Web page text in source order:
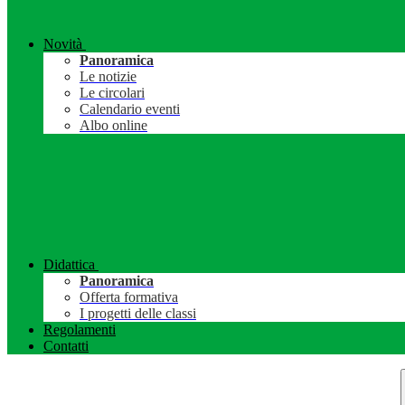
Novità
Panoramica
Le notizie
Le circolari
Calendario eventi
Albo online
Didattica
Panoramica
Offerta formativa
I progetti delle classi
Regolamenti
Contatti